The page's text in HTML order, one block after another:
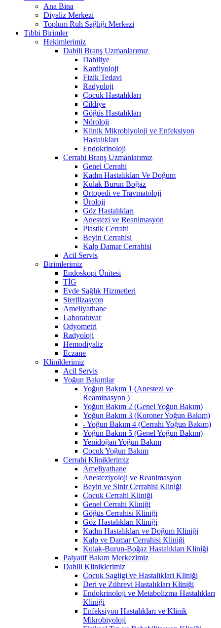
Ana Bina
Diyaliz Merkezi
Toplum Ruh Sağlığı Merkezi
Tıbbi Birimler
Hekimlerimiz
Dahili Branş Uzmanlarımız
Dahiliye
Kardiyoloji
Fizik Tedavi
Radyoloji
Çocuk Hastalıkları
Cildiye
Göğüs Hastalıkları
Nöroloji
Klinik Mikrobiyoloji ve Enfeksiyon
Hastalıkları
Endokrinoloji
Cerrahi Branş Uzmanlarımız
Genel Cerrahi
Kadın Hastalıkları Ve Doğum
Kulak Burun Boğaz
Ortopedi ve Travmatoloji
Üroloji
Göz Hastalıkları
Anestezi ve Reanimasyon
Plastik Cerrahi
Beyin Cerrahisi
Kalp Damar Cerrahisi
Acil Servis
Birimlerimiz
Endoskopi Ünitesi
TİG
Evde Sağlık Hizmetleri
Sterilizasyon
Ameliyathane
Laboratuvar
Odyometri
Radyoloji
Hemodiyaliz
Eczane
Kliniklerimiz
Acil Servis
Yoğun Bakımlar
Yoğun Bakım 1 (Anestezi ve
Reaminasyon )
Yoğun Bakım 2 (Genel Yoğun Bakım)
Yoğun Bakım 3 (Koroner Yoğun Bakım)
- Yoğun Bakım 4 (Cerrahi Yoğun Bakım)
Yoğun Bakım 5 (Genel Yoğun Bakım)
Yenidoğan Yoğun Bakım
Çocuk Yoğun Bakım
Cerrahi Kliniklerimiz
Ameliyathane
Anesteziyoloji ve Reanimasyon
Beyin ve Sinir Cerrahisi Kliniği
Çocuk Cerrahi Kliniği
Genel Cerrahi Kliniği
Göğüs Cerrahisi Kliniği
Göz Hastalıkları Kliniği
Kadın Hastalıkları ve Doğum Kliniği
Kalp ve Damar Cerrahisi Kliniği
Kulak-Burun-Boğaz Hastalıkları Kliniği
Palyatif Bakım Merkezimiz
Dahili Kliniklerimiz
Çocuk Sagligi ve Hastaliklari Kliniği
Deri ve Zührevi Hastalıkları Kliniği
Endokrinoloji ve Metabolizma Hastalıkları
Kliniği
Enfeksiyon Hastalıkları ve Klinik
Mikrobiyoloji